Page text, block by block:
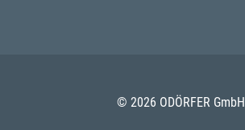
© 2026 ODÖRFER GmbH